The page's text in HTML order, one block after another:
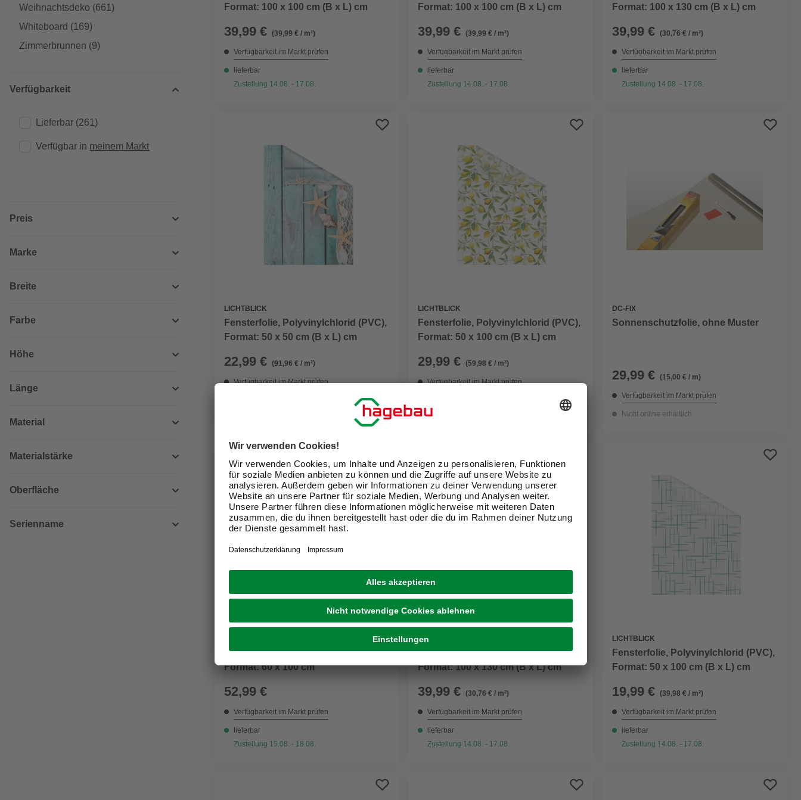
Weihnachtsdeko (661)
Whiteboard (169)
Zimmerbrunnen (9)
Verfügbarkeit
Lieferbar (261)
Verfügbar in meinem Markt
Preis
Marke
Breite
Farbe
Höhe
Länge
Material
Materialstärke
Oberfläche
Serienname
Format: 100 x 100 cm (B x L) cm
39,99 € (39,99 € / m²)
Verfügbarkeit im Markt prüfen
lieferbar
Zustellung 14.08. - 17.08.
Format: 100 x 100 cm (B x L) cm
39,99 € (39,99 € / m²)
Verfügbarkeit im Markt prüfen
lieferbar
Zustellung 14.08. - 17.08.
Format: 100 x 130 cm (B x L) cm
39,99 € (30,76 € / m²)
Verfügbarkeit im Markt prüfen
lieferbar
Zustellung 14.08. - 17.08.
LICHTBLICK
Fensterfolie, Polyvinylchlorid (PVC),
Format: 50 x 50 cm (B x L) cm
22,99 € (91,96 € / m²)
Verfügbarkeit im Markt prüfen
LICHTBLICK
Fensterfolie, Polyvinylchlorid (PVC),
Format: 50 x 100 cm (B x L) cm
29,99 € (59,98 € / m²)
Verfügbarkeit im Markt prüfen
Zustellung 14.08. - 17.08.
DC-FIX
Sonnenschutzfolie, ohne Muster
29,99 € (15,00 € / m)
Verfügbarkeit im Markt prüfen
Nicht online erhältlich
Fensterfolie, Kunststoff (PET),
Format: 60 x 100 cm
52,99 €
Verfügbarkeit im Markt prüfen
lieferbar
Zustellung 15.08. - 18.08.
LICHTBLICK
Fensterfolie, Polyvinylchlorid (PVC),
Format: 100 x 130 cm (B x L) cm
39,99 € (30,76 € / m²)
Verfügbarkeit im Markt prüfen
lieferbar
Zustellung 14.08. - 17.08.
LICHTBLICK
Fensterfolie, Polyvinylchlorid (PVC),
Format: 50 x 100 cm (B x L) cm
19,99 € (39,98 € / m²)
Verfügbarkeit im Markt prüfen
lieferbar
Zustellung 14.08. - 17.08.